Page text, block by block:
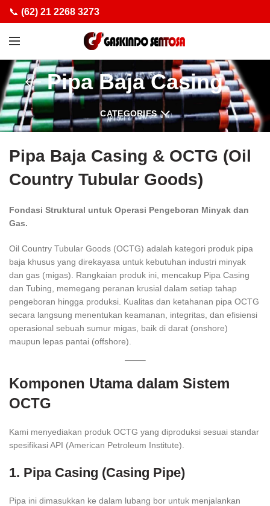
📞 (62) 21 2268 3273
Pipa Baja Casing
CATEGORIES
Pipa Baja Casing & OCTG (Oil
Country Tubular Goods)
Fondasi Struktural untuk Operasi Pengeboran Minyak dan
Gas.
Oil Country Tubular Goods (OCTG) adalah kategori produk pipa
baja khusus yang direkayasa untuk kebutuhan industri minyak
dan gas (migas). Rangkaian produk ini, mencakup Pipa Casing
dan Tubing, memegang peranan krusial dalam setiap tahap
pengeboran hingga produksi. Kualitas dan ketahanan pipa OCTG
secara langsung menentukan keamanan, integritas, dan efisiensi
operasional sebuah sumur migas, baik di darat (onshore)
maupun lepas pantai (offshore).
Komponen Utama dalam Sistem
OCTG
Kami menyediakan produk OCTG yang diproduksi sesuai standar
spesifikasi API (American Petroleum Institute).
1. Pipa Casing (Casing Pipe)
Pipa ini dimasukkan ke dalam lubang bor untuk menjalankan